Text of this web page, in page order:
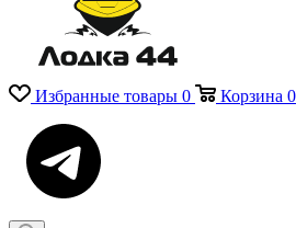
Избранные товары 0 Корзина 0